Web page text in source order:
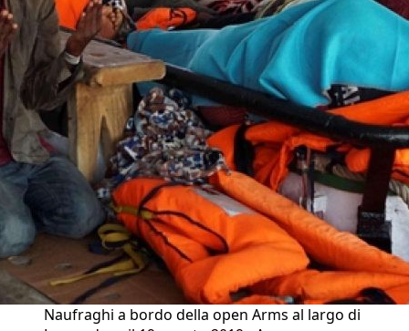
Naufraghi a bordo della open Arms al largo di